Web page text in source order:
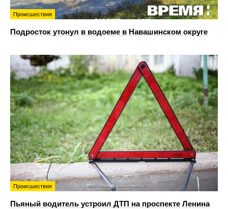
Происшествия
Подросток утонул в водоеме в Навашинском округе
Происшествия
Пьяный водитель устроил ДТП на проспекте Ленина